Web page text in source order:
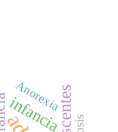
infancia
Anorexia